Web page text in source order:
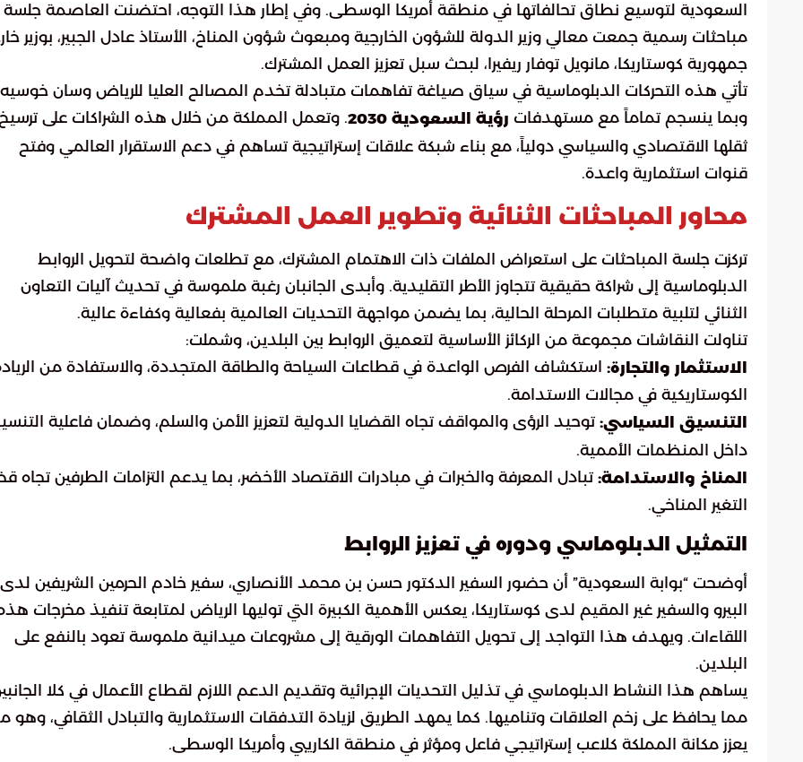
السعودية لتوسيع نطاق تحالفاتها في منطقة أمريكا الوسطى. وفي إطار هذا التوجه، احتضنت العاصمة جلسة
مباحثات رسمية جمعت معالي وزير الدولة للشؤون الخارجية ومبعوث شؤون المناخ، الأستاذ عادل الجبير، بوزير
جمهورية كوستاريكا، مانويل توفار ريفيرا، لبحث سبل تعزيز العمل المشترك.
تأتي هذه التحركات الدبلوماسية في سياق صياغة تفاهمات متبادلة تخدم المصالح العليا للرياض وسان
وبما ينسجم تماماً مع مستهدفات رؤية السعودية 2030
. وتعمل المملكة من خلال هذه الشراكات على ترسيخ
ثقلها الاقتصادي والسياسي دولياً، مع بناء شبكة علاقات إستراتيجية تساهم في دعم الاستقرار العالمي وفتح
قنوات استثمارية واعدة.
محاور المباحثات الثنائية وتطوير العمل المشترك
تركزت جلسة المباحثات على استعراض الملفات ذات الاهتمام المشترك، مع تطلعات واضحة لتحويل الروابط
الدبلوماسية إلى شراكة حقيقية تتجاوز الأطر التقليدية. وأبدى الجانبان رغبة ملموسة في تحديث آليات التعاون
الثنائي لتلبية متطلبات المرحلة الحالية، بما يضمن مواجهة التحديات العالمية بفعالية وكفاءة عالية.
تناولت النقاشات مجموعة من الركائز الأساسية لتعميق الروابط بين البلدين، وشملت:
الاستثمار والتجارة: استكشاف الفرص الواعدة في قطاعات السياحة والطاقة المتجددة، والاستفادة من
الكوستاريكية في مجالات الاستدامة.
التنسيق السياسي: توحيد الرؤى والمواقف تجاه القضايا الدولية لتعزيز الأمن والسلم، وضمان فاعلية
داخل المنظمات الأممية.
المناخ والاستدامة: تبادل المعرفة والخبرات في مبادرات الاقتصاد الأخضر، بما يدعم التزامات الطرفين تجاه
التغير المناخي.
التمثيل الدبلوماسي ودوره في تعزيز الروابط
أوضحت “بوابة السعودية” أن حضور السفير الدكتور حسن بن محمد الأنصاري، سفير خادم الحرمين الشريفين لدى
البيرو والسفير غير المقيم لدى كوستاريكا، يعكس الأهمية الكبيرة التي توليها الرياض لمتابعة تنفيذ مخرجات
اللقاءات. ويهدف هذا التواجد إلى تحويل التفاهمات الورقية إلى مشروعات ميدانية ملموسة تعود بالنفع على
البلدين.
يساهم هذا النشاط الدبلوماسي في تذليل التحديات الإجرائية وتقديم الدعم اللازم لقطاع الأعمال في كلا
مما يحافظ على زخم العلاقات وتناميها. كما يمهد الطريق لزيادة التدفقات الاستثمارية والتبادل الثقافي، وهو
يعزز مكانة المملكة كلاعب إستراتيجي فاعل ومؤثر في منطقة الكاريبي وأمريكا الوسطى.